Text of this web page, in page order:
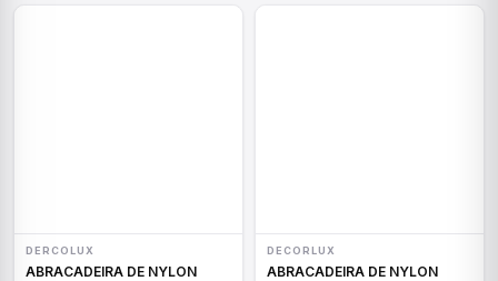
DERCOLUX
ABRACADEIRA DE NYLON
DECORLUX
ABRACADEIRA DE NYLON